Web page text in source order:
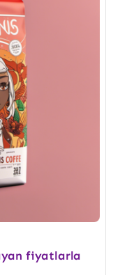
fiyatlarla